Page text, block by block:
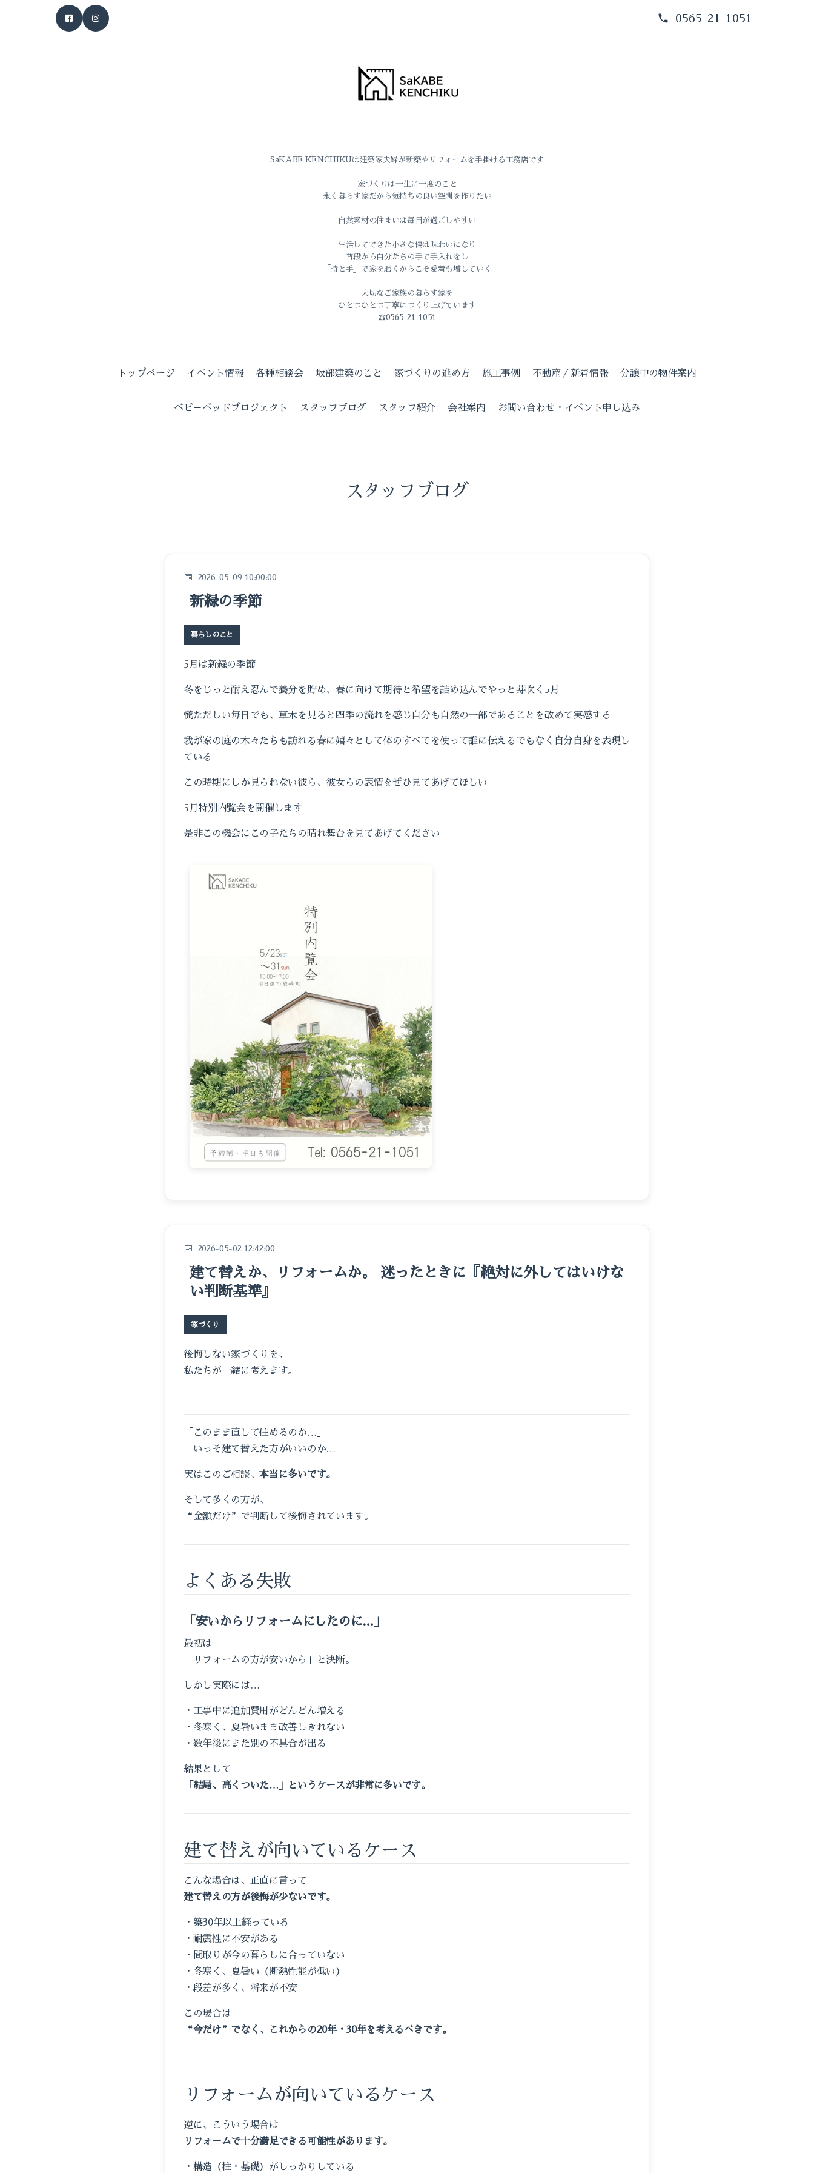
0565-21-1051
SaKABE KENCHIKUは建築家夫婦が新築やリフォームを手掛ける工務店です
家づくりは一生に一度のこと
永く暮らす家だから気持ちの良い空間を作りたい
自然素材の住まいは毎日が過ごしやすい
生活してできた小さな傷は味わいになり
普段から自分たちの手で手入れをし
「時と手」で家を磨くからこそ愛着も増していく
大切なご家族の暮らす家を
ひとつひとつ丁寧につくり上げています
☎0565-21-1051
トップページ イベント情報 各種相談会 坂部建築のこと 家づくりの進め方 施工事例 不動産／新着情報 分譲中の物件案内
ベビ－ベッドプロジェクト スタッフブログ スタッフ紹介 会社案内 お問い合わせ・イベント申し込み
スタッフブログ
2026-05-09 10:00:00
新緑の季節
暮らしのこと
5月は新緑の季節
冬をじっと耐え忍んで養分を貯め、春に向けて期待と希望を詰め込んでやっと芽吹く5月
慌ただしい毎日でも、草木を見ると四季の流れを感じ自分も自然の一部であることを改めて実感する
我が家の庭の木々たちも訪れる春に嬉々として体のすべてを使って誰に伝えるでもなく自分自身を表現し
ている
この時期にしか見られない彼ら、彼女らの表情をぜひ見てあげてほしい
5月特別内覧会を開催します
是非この機会にこの子たちの晴れ舞台を見てあげてください
2026-05-02 12:42:00
建て替えか、リフォームか。 迷ったときに『絶対に外してはいけな
い判断基準』
家づくり
後悔しない家づくりを、
私たちが一緒に考えます。
「このまま直して住めるのか…」
「いっそ建て替えた方がいいのか…」
実はこのご相談、本当に多いです。
そして多くの方が、
“金額だけ”で判断して後悔されています。
よくある失敗
「安いからリフォームにしたのに…」
最初は
「リフォームの方が安いから」と決断。
しかし実際には…
・工事中に追加費用がどんどん増える
・冬寒く、夏暑いまま改善しきれない
・数年後にまた別の不具合が出る
結果として
「結局、高くついた…」というケースが非常に多いです。
建て替えが向いているケース
こんな場合は、正直に言って
建て替えの方が後悔が少ないです。
・築30年以上経っている
・耐震性に不安がある
・間取りが今の暮らしに合っていない
・冬寒く、夏暑い（断熱性能が低い）
・段差が多く、将来が不安
この場合は
“今だけ”でなく、これからの20年・30年を考えるべきです。
リフォームが向いているケース
逆に、こういう場合は
リフォームで十分満足できる可能性があります。
・構造（柱・基礎）がしっかりしている